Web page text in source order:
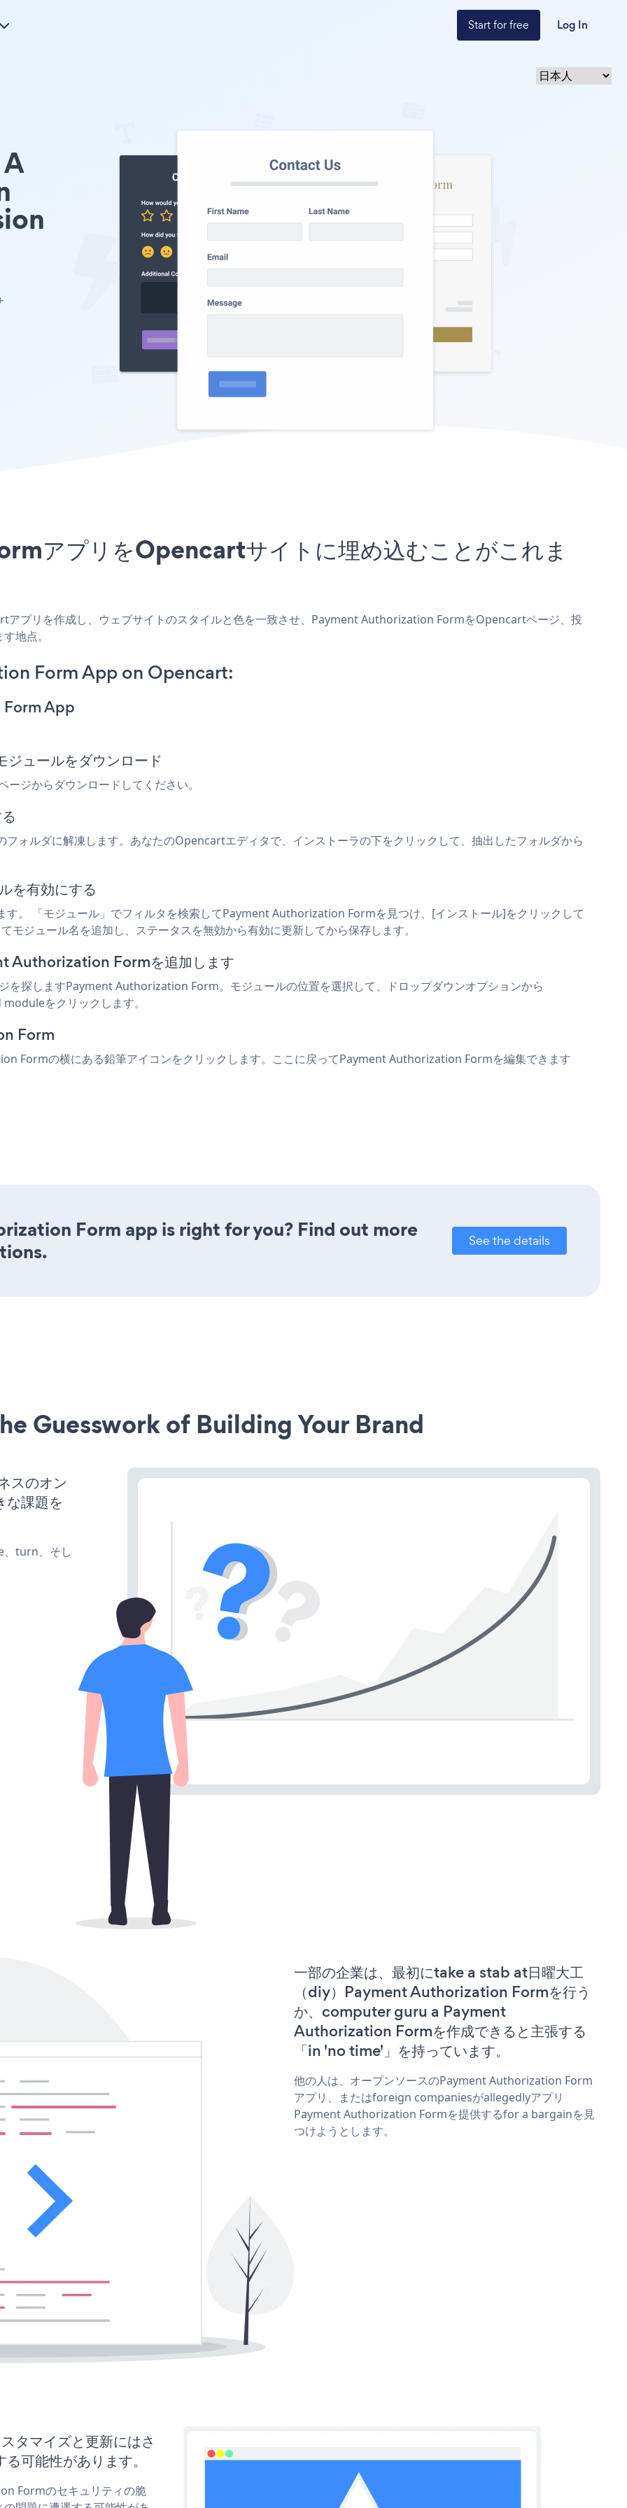
Start for free Log In
アプリをOpencartサイトに埋め込むことがこれま
プリを作成し、ウェブサイトのスタイルと色を一致させ、Payment Authorization FormをOpencartページ、投
地点。
Form App on Opencart:
App
ュールをダウンロード
ジからダウンロードしてください。
ォルダに解凍します。あなたのOpencartエディタで、インストーラの下をクリックして、抽出したフォルダから
有効にする
す。 「モジュール」でフィルタを検索してPayment Authorization Formを見つけ、[インストール]をクリックして
ジュール名を追加し、ステータスを無効から有効に更新してから保存します。
Authorization Formを追加します
を探しますPayment Authorization Form。モジュールの位置を選択して、ドロップダウンオプションから
をクリックします。
Form
Formの横にある鉛筆アイコンをクリックします。ここに戻ってPayment Authorization Formを編集できます
Form app is right for you? Find out more
See the details
Guesswork of Building Your Brand
スのオン
な課題を
turn、そし
一部の企業は、最初にtake a stab at日曜大工
（diy）Payment Authorization Formを行う
か、computer guru a Payment
Authorization Formを作成できると主張する
「in 'no time'」を持っています。
他の人は、オープンソースのPayment Authorization Form
アプリ、またはforeign companiesがallegedlyアプリ
Payment Authorization Formを提供するfor a bargainを見
つけようとします。
マイズと更新にはさ
可能性があります。
Formのセキュリティの脆